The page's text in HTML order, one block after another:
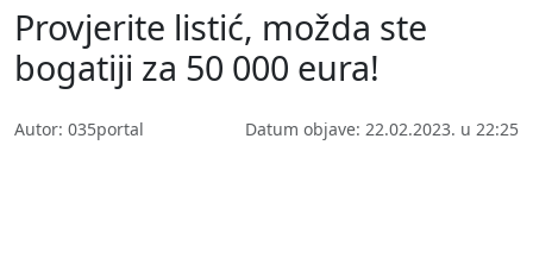
Provjerite listić, možda ste
bogatiji za 50 000 eura!
Autor: 035portal Datum objave: 22.02.2023. u 22:25